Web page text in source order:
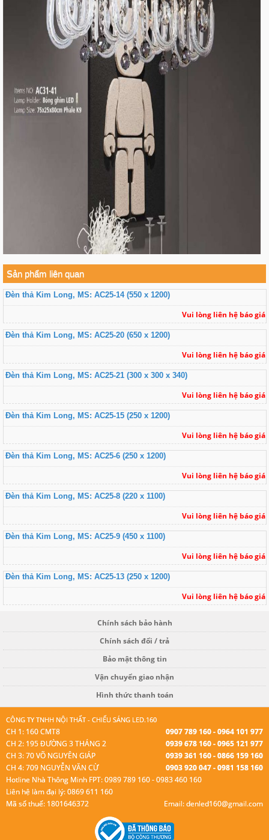
Sản phẩm liên quan
Đèn thả Kim Long, MS: AC25-14 (550 x 1200)
Vui lòng liên hệ báo giá
Đèn thả Kim Long, MS: AC25-20 (650 x 1200)
Vui lòng liên hệ báo giá
Đèn thả Kim Long, MS: AC25-21 (300 x 300 x 340)
Vui lòng liên hệ báo giá
Đèn thả Kim Long, MS: AC25-15 (250 x 1200)
Vui lòng liên hệ báo giá
Đèn thả Kim Long, MS: AC25-6 (250 x 1200)
Vui lòng liên hệ báo giá
Đèn thả Kim Long, MS: AC25-8 (220 x 1100)
Vui lòng liên hệ báo giá
Đèn thả Kim Long, MS: AC25-9 (450 x 1100)
Vui lòng liên hệ báo giá
Đèn thả Kim Long, MS: AC25-13 (250 x 1200)
Vui lòng liên hệ báo giá
Chính sách bảo hành
Chính sách đổi / trả
Bảo mật thông tin
Vận chuyển giao nhận
Hình thức thanh toán
CÔNG TY TNHH NỘI THẤT - CHIẾU SÁNG LED.160
CH 1: 160 CMT8
0907 789 160 - 0964 101 977
CH 2: 195 ĐƯỜNG 3 THÁNG 2
0939 678 160 - 0965 121 977
CH 3: 70 VÕ NGUYÊN GIÁP
0939 361 160 - 0866 159 160
CH 4: 709 NGUYỄN VĂN CỪ
0903 920 047 - 0981 158 160
Hotline Nhà Thông Minh FPT: 0989 789 160 - 0983 460 160
Liên hệ làm đại lý: 0869 611 160
Mã số thuế: 1801646372
Email: denled160@gmail.com